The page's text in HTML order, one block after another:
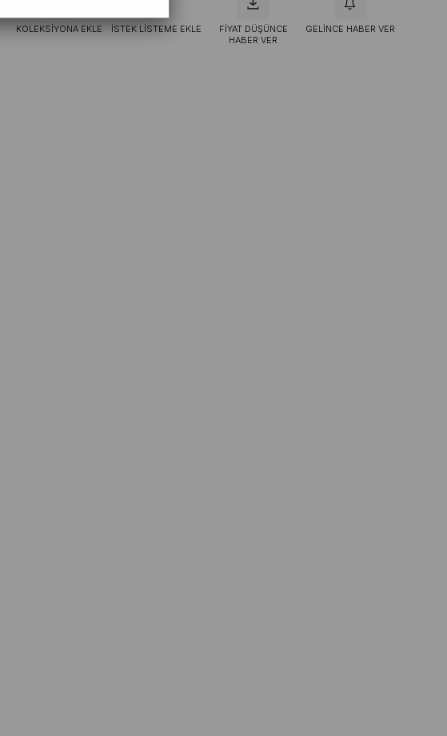
KOLEKSIYONA EKLE İSTEK LISTEME EKLE
FIYAT DÜŞÜNCE
HABER VER
GELINCE HABER VER